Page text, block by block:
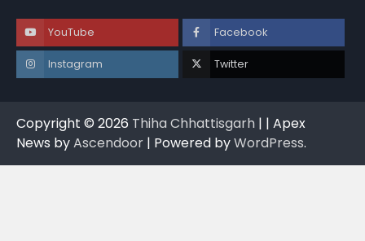
YouTube Facebook
Instagram Twitter
Copyright © 2026 Thiha Chhattisgarh | | Apex
News byAscendoor | Powered byWordPress.